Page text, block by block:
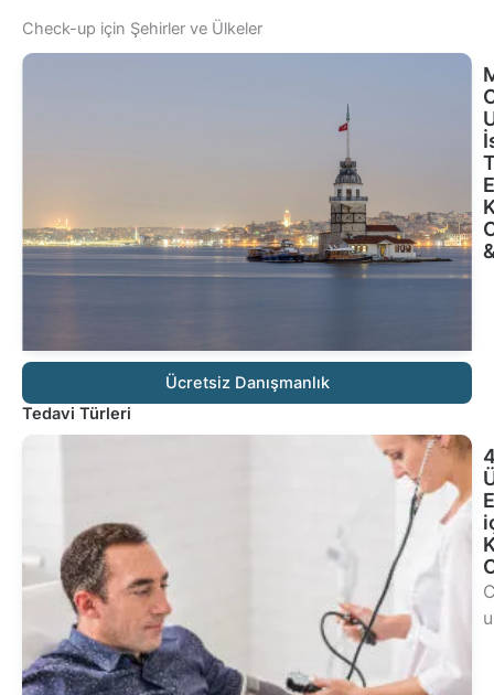
Check-up için Şehirler ve Ülkeler
Ücretsiz Danışmanlık
Tedavi Türleri